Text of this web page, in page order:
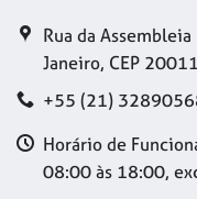
Rua da
Janeiro, CEP
+55 (21)
Horário de
08:00 às 18:00,